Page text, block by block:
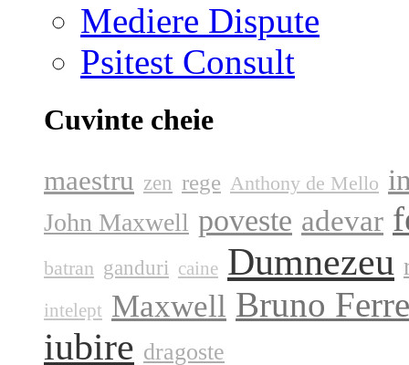
Mediere Dispute
Psitest Consult
Cuvinte cheie
maestru zen rege Anthony de Mello
John Maxwell poveste adevar
batran ganduri caine Dumnezeu
intelept Maxwell Bruno
iubire dragoste